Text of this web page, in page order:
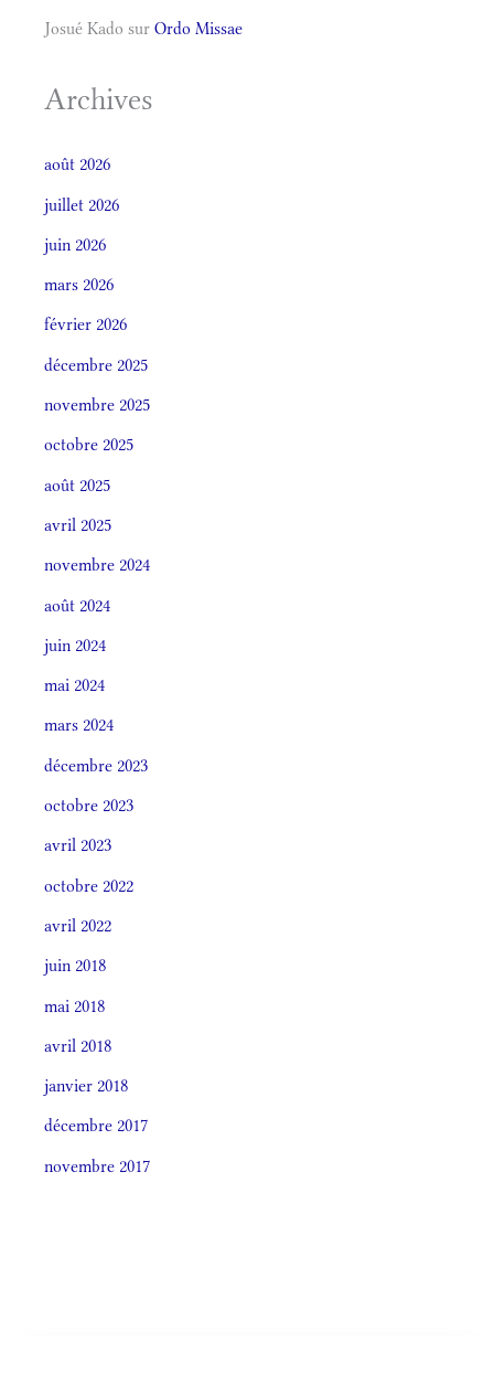
Josué Kado sur Ordo Missae
Archives
août 2026
juillet 2026
juin 2026
mars 2026
février 2026
décembre 2025
novembre 2025
octobre 2025
août 2025
avril 2025
novembre 2024
août 2024
juin 2024
mai 2024
mars 2024
décembre 2023
octobre 2023
avril 2023
octobre 2022
avril 2022
juin 2018
mai 2018
avril 2018
janvier 2018
décembre 2017
novembre 2017